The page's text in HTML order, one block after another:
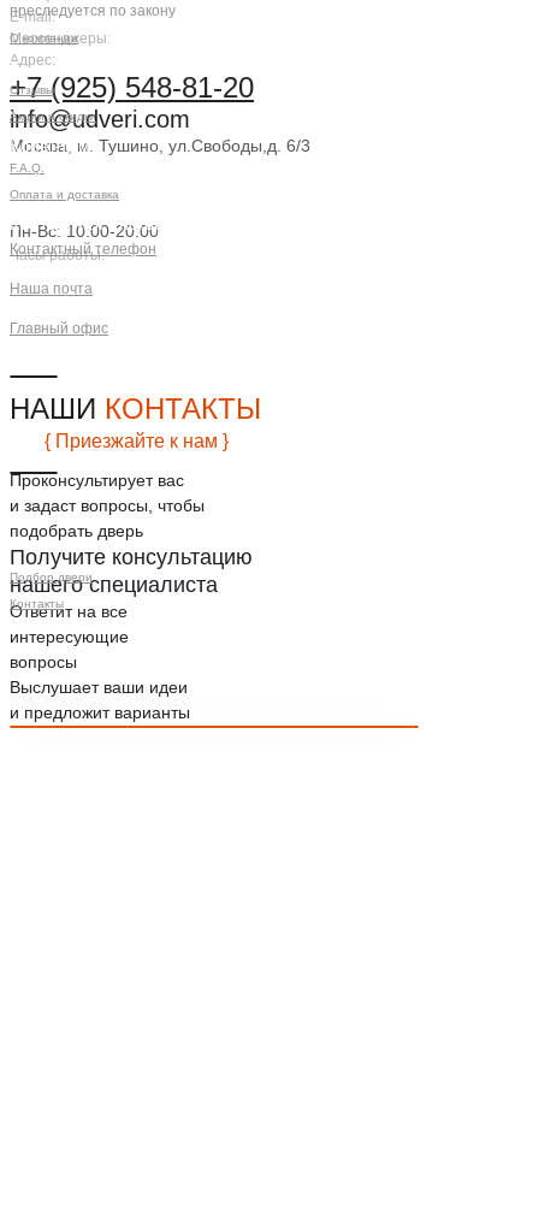
Проконсультирует вас
и задаст вопросы, чтобы
подобрать дверь
Получите консультацию
нашего специалиста
Ответит на все
интересующие
вопросы
Выслушает ваши идеи
и предложит варианты
E-mail:
Мессенджеры:
Адрес:
+7 (925) 548-81-20
info@udveri.com
Москва, м. Тушино, ул.Свободы,д. 6/3
Пн-Вс: 10:00-20:00
Часы работы:
НАШИ КОНТАКТЫ
{ Приезжайте к нам }
преследуется по закону
О компании
Компания
Отзывы
Акции и скидки
Клиентам
F.A.Q.
Оплата и доставка
Контактная информация
Контактный телефон
Наша почта
Главный офис
Подбор двери
Контакты